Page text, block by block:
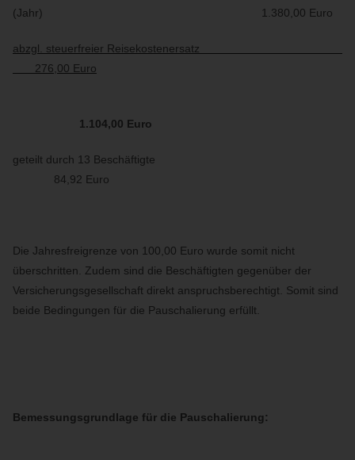
(Jahr) 1.380,00 Euro
abzgl. steuerfreier Reisekostenersatz
276,00 Euro
1.104,00 Euro
geteilt durch 13 Beschäftigte
84,92 Euro
Die Jahresfreigrenze von 100,00 Euro wurde somit nicht
überschritten. Zudem sind die Beschäftigten gegenüber der
Versicherungsgesellschaft direkt anspruchsberechtigt. Somit sind
beide Bedingungen für die Pauschalierung erfüllt.
Bemessungsgrundlage für die Pauschalierung: